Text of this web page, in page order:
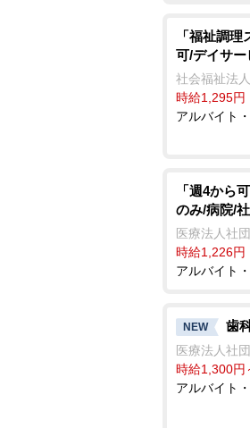
「福祉調
可/デイサー
社会福祉法
時給1,295円
アルバイト
「週4から
のみ/病院/
医療法人社
時給1,226円
アルバイト
NEW 歯
医療法人社
時給1,300円
アルバイト